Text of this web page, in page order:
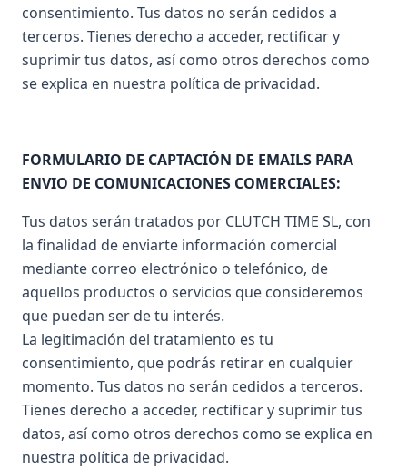
consentimiento. Tus datos no serán cedidos a
terceros. Tienes derecho a acceder, rectificar y
suprimir tus datos, así como otros derechos como
se explica en nuestra política de privacidad.
FORMULARIO DE CAPTACIÓN DE EMAILS PARA
ENVIO DE COMUNICACIONES COMERCIALES:
Tus datos serán tratados por CLUTCH TIME SL, con
la finalidad de enviarte información comercial
mediante correo electrónico o telefónico, de
aquellos productos o servicios que consideremos
que puedan ser de tu interés.
La legitimación del tratamiento es tu
consentimiento, que podrás retirar en cualquier
momento. Tus datos no serán cedidos a terceros.
Tienes derecho a acceder, rectificar y suprimir tus
datos, así como otros derechos como se explica en
nuestra política de privacidad.